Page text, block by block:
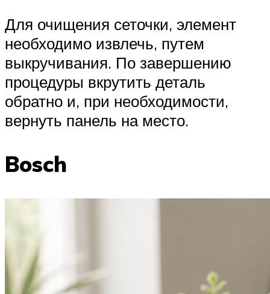
Для очищения сеточки, элемент
необходимо извлечь, путем
выкручивания. По завершению
процедуры вкрутить деталь
обратно и, при необходимости,
вернуть панель на место.
Bosch